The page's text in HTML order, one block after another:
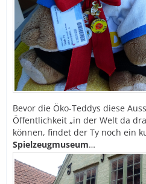
Bevor die Öko-Teddys diese
Öffentlichkeit „in der Welt da
können, findet der Ty noch ein
Spielzeugmuseum…